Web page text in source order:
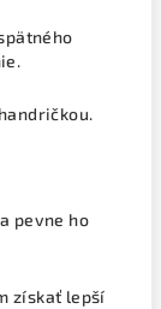
pevne ho
získať lepší